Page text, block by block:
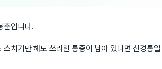
춘입니다.
치기만 해도 쓰라린 통증이 남아 있다면 신경통